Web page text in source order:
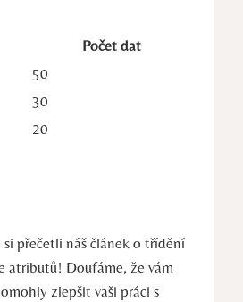
Počet dat
50
30
20
si přečetli náš článek o třídění
atributů! Doufáme, že vám
zlepšit vaši práci s